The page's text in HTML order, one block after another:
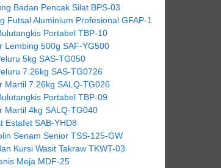
Badan Pencak Silat BPS-03
Futsal Aluminium Profesional GFAP-1
Portabel TBP-10
Lembing 500g SAF-YG500
5kg SAS-TG050
7.26kg SAS-TG0726
Martil 7.26kg SALQ-TG026
Portabel TBP-09
Martil 4kg SALQ-TG040
Estafet SAB-YHD8
Senam Senior TSS-125-GW
Kursi Wasit Takraw TKWT-03
Meja MDF-25